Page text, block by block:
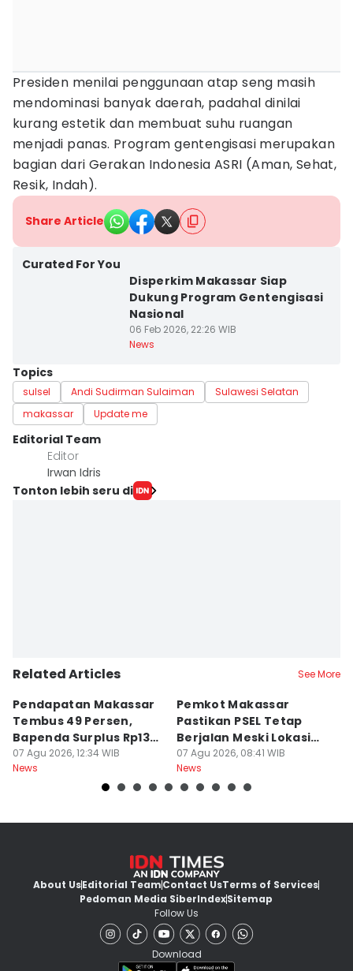
Presiden menilai penggunaan atap seng masih
mendominasi banyak daerah, padahal dinilai
kurang estetik dan membuat suhu ruangan
menjadi panas. Program gentengisasi merupakan
bagian dari Gerakan Indonesia ASRI (Aman, Sehat,
Resik, Indah).
Share Article
Curated For You
Disperkim Makassar Siap
Dukung Program Gentengisasi
Nasional
06 Feb 2026, 22:26 WIB
News
Topics
sulsel Andi Sudirman Sulaiman
Sulawesi Selatan
makassar
Update me
Editorial Team
Editor
Irwan Idris
Tonton lebih seru di
Related Articles See More
Pendapatan Makassar
Tembus 49 Persen,
Bapenda Surplus Rp130
Miliar
07 Agu 2026, 12:34 WIB
News
Pemkot Makassar
Pastikan PSEL Tetap
Berjalan Meski Lokasi
Belum Final
07 Agu 2026, 08:41 WIB
News
About UsEditorial TeamContact UsTerms of Services
Pedoman Media SiberIndexSitemap
Follow Us
Download